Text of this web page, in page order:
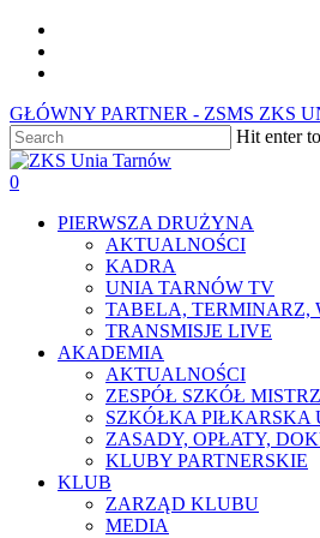
Skip
main
GŁÓWNY PARTNER - ZSMS ZKS
Hit enter
Close
Search
0
PIERWSZA DRUŻYNA
AKTUALNOŚCI
KADRA
UNIA TARNÓW TV
TABELA, TERMINARZ,
TRANSMISJE LIVE
AKADEMIA
AKTUALNOŚCI
ZESPÓŁ SZKÓŁ
SZKÓŁKA PIŁKARSKA
ZASADY, OPŁATY,
KLUBY PARTNERSKIE
KLUB
ZARZĄD KLUBU
MEDIA